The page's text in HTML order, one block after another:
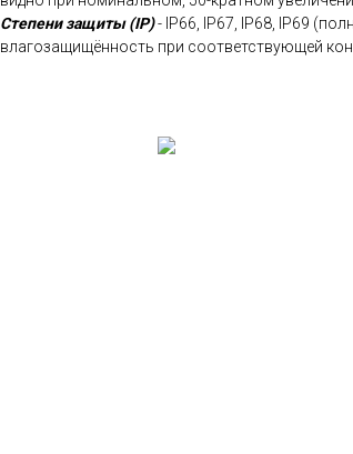
Степени защиты (IP)- IP66, IP67, IP68, IP69
влагозащищённость при соответствующей